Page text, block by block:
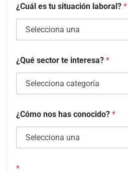
¿Cuál es tu situación laboral? *
¿Qué sector te interesa? *
¿Cómo nos has conocido? *
*